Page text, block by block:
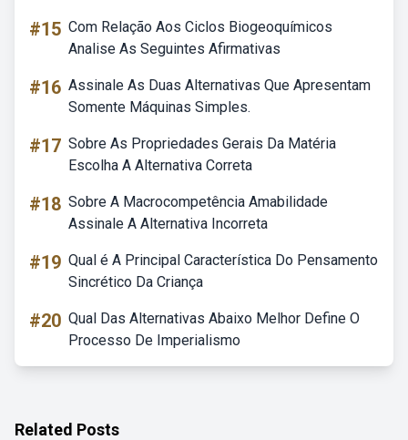
#15 Com Relação Aos Ciclos Biogeoquímicos
Analise As Seguintes Afirmativas
#16 Assinale As Duas Alternativas Que Apresentam
Somente Máquinas Simples.
#17 Sobre As Propriedades Gerais Da Matéria
Escolha A Alternativa Correta
#18 Sobre A Macrocompetência Amabilidade
Assinale A Alternativa Incorreta
#19 Qual é A Principal Característica Do Pensamento
Sincrético Da Criança
#20 Qual Das Alternativas Abaixo Melhor Define O
Processo De Imperialismo
Related Posts